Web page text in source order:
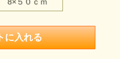
ボーダーへ自然な奥行きを加え
ポロシャツ、ホームウェアに
複数枚の制作にも裁断計画を立